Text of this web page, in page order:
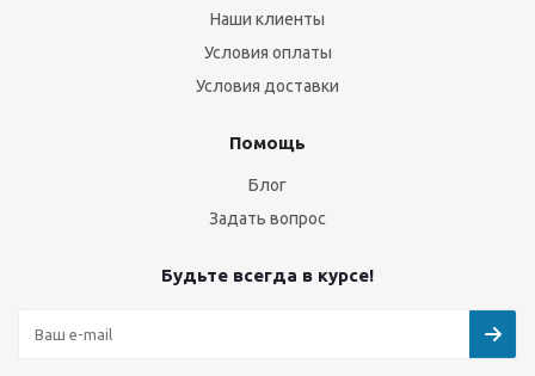
Наши клиенты
Условия оплаты
Условия доставки
Помощь
Блог
Задать вопрос
Будьте всегда в курсе!